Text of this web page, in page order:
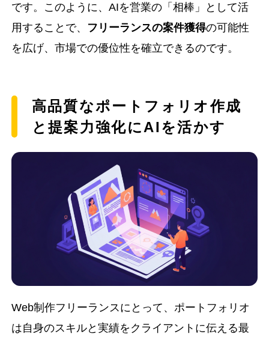
です。このように、AIを営業の「相棒」として活
用することで、 フリーランスの案件獲得の可能性
を広げ、市場での優位性を確立できるのです。
高品質なポートフォリオ作成
と提案力強化にAIを活かす
Web制作フリーランスにとって、ポートフォリオ
は自身のスキルと実績をクライアントに伝える最